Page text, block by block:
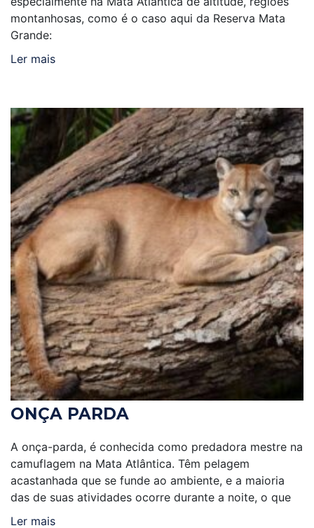
montanhosas, como é o caso aqui da Reserva Mata
Grande:
Ler mais
ONÇA PARDA
A onça-parda, é conhecida como predadora mestre na
camuflagem na Mata Atlântica. Têm pelagem
acastanhada que se funde ao ambiente, e a maioria
das de suas atividades ocorre durante a noite, o que
Ler mais